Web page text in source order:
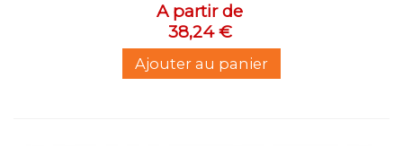
A partir de
38,24 €
Ajouter au panier